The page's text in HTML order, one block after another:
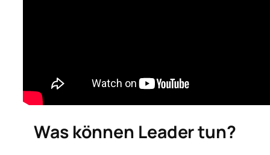
Was können Leader tun?